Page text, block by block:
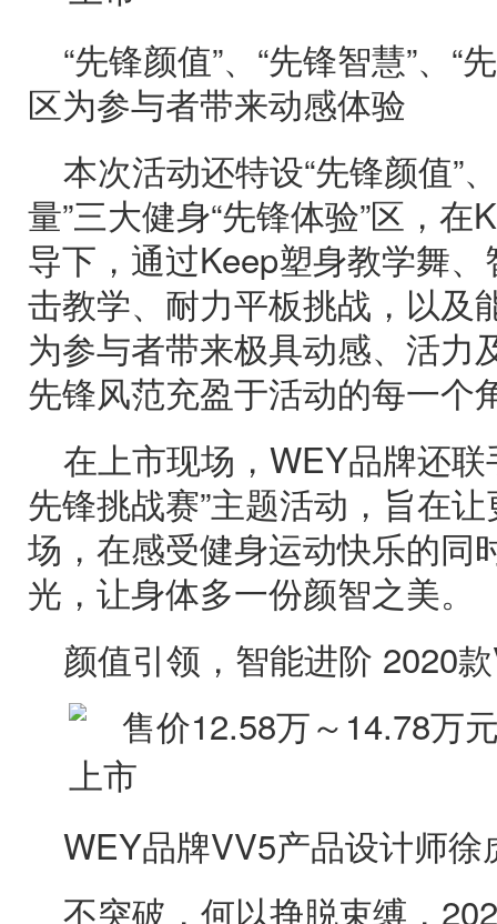
“先锋颜值”、“先锋智慧”、“
区为参与者带来动感体验
本次活动还特设“先锋颜值”
量”三大健身“先锋体验”区，
导下，通过Keep塑身教学舞
击教学、耐力平板挑战，以及
为参与者带来极具动感、活力
先锋风范充盈于活动的每一个
在上市现场，WEY品牌还
先锋挑战赛”主题活动，旨在
场，在感受健身运动快乐的同
光，让身体多一份颜智之美。
颜值引领，智能进阶 2020
WEY品牌VV5产品设计师徐
不突破，何以挣脱束缚，